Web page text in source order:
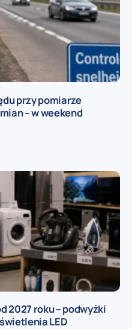
przy pomiarze
– w weekend
2027 roku – podwyżki
LED